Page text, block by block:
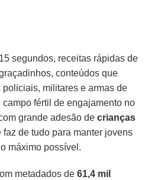
segundos, receitas rápidas de
conteúdos que
militares e armas de
fértil de engajamento no
grande adesão decrianças
faz de tudo para manter jovens
máximo possível.
metadados de 61,4 mil